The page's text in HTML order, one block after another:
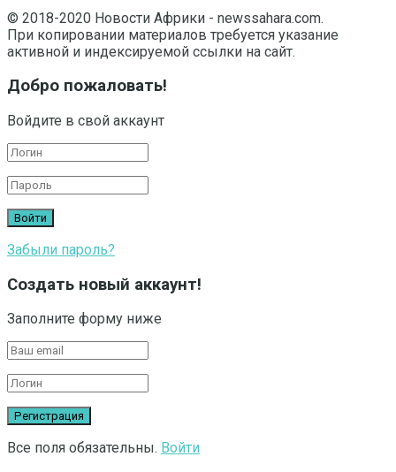
© 2018-2020 Новости Африки - newssahara.com.
При копировании материалов требуется указание
активной и индексируемой ссылки на сайт.
Добро пожаловать!
Войдите в свой аккаунт
Забыли пароль?
Создать новый аккаунт!
Заполните форму ниже
Все поля обязательны. Войти